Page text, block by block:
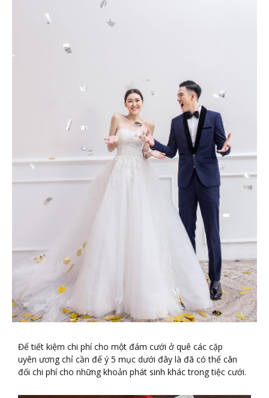
Để tiết kiệm chi phí cho một đám cưới ở quê các cặp
uyên ương chỉ cần để ý 5 mục dưới đây là đã có thể cân
đối chi phí cho những khoản phát sinh khác trong tiệc cưới.